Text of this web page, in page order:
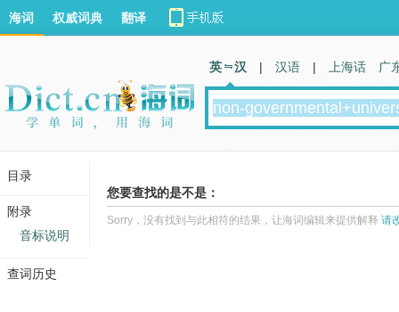
您要查找的是不是：
Sorry，没有找到与此相符的结果，让海词编辑来提供解释 请
海词 权威词典 翻译
英 汉 | 汉语 | 上海话 广
目录
附录
音标说明
查词历史